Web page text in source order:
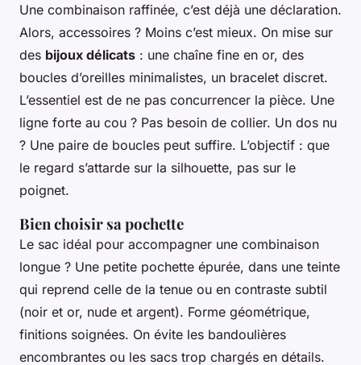
Une combinaison raffinée, c’est déjà une déclaration.
Alors, accessoires ? Moins c’est mieux. On mise sur
des bijoux délicats : une chaîne fine en or, des
boucles d’oreilles minimalistes, un bracelet discret.
L’essentiel est de ne pas concurrencer la pièce. Une
ligne forte au cou ? Pas besoin de collier. Un dos nu
? Une paire de boucles peut suffire. L’objectif : que
le regard s’attarde sur la silhouette, pas sur le
poignet.
Bien choisir sa pochette
Le sac idéal pour accompagner une combinaison
longue ? Une petite pochette épurée, dans une teinte
qui reprend celle de la tenue ou en contraste subtil
(noir et or, nude et argent). Forme géométrique,
finitions soignées. On évite les bandoulières
encombrantes ou les sacs trop chargés en détails.